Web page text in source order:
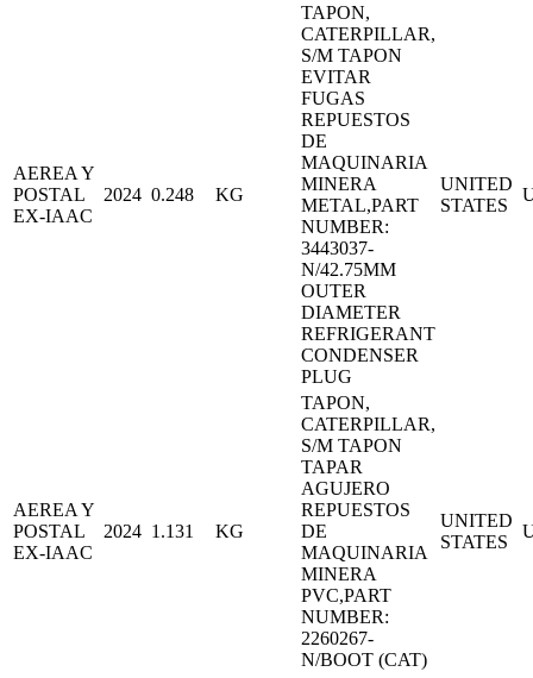
AEREA Y
POSTAL
EX-IAAC
2024 0.248 KG
TAPON,
CATERPILLAR,
S/M TAPON
EVITAR
FUGAS
REPUESTOS
DE
MAQUINARIA
MINERA
METAL,PART
NUMBER:
3443037-
N/42.75MM
OUTER
DIAMETER
REFRIGERANT
CONDENSER
PLUG
UNITED
STATES
AEREA Y
POSTAL
EX-IAAC
2024 1.131 KG
TAPON,
CATERPILLAR,
S/M TAPON
TAPAR
AGUJERO
REPUESTOS
DE
MAQUINARIA
MINERA
PVC,PART
NUMBER:
2260267-
N/BOOT (CAT)
UNITED
STATES